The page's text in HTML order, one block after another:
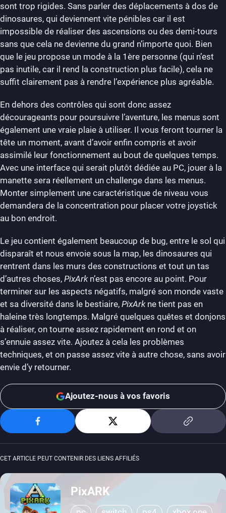
sont trop rigides. Sans parler des déplacements à dos de
dinosaures, qui deviennent vite pénibles car il est
impossible de réaliser des ascensions ou des demi-tours
sans que cela ne devienne du grand n’importe quoi. Bien
que le jeu propose un mode à la 1ère personne (qui n’est
pas inutile, car il rend la construction plus facile), cela ne
suffit clairement pas à rendre l’expérience plus agréable.
En dehors des contrôles qui sont donc assez
décourageants pour poursuivre l’aventure, les menus sont
également une vraie plaie à utiliser. Il vous feront tourner la
tête un moment, avant d’avoir enfin compris et avoir
assimilé leur fonctionnement au bout de quelques temps.
Avec une interface qui serait plutôt dédiée au PC, jouer à la
manette sera réellement un challenge dans les menus.
Monter simplement une caractéristique de niveau vous
demandera de la concentration pour placer votre joystick
au bon endroit.
Le jeu contient également beaucoup de bug, entre le sol qui
disparaît et nous envoie sous la map, les dinosaures qui
rentrent dans les murs des constructions et tout un tas
d’autres choses, PixArkn’est pas encore au point. Pour
terminer sur les aspects négatifs, malgré son monde vaste
et sa diversité dans le bestiaire, PixArkne tient pas en
haleine très longtemps. Malgré quelques quêtes et donjons
à réaliser, on tourne assez rapidement en rond et on
s’ennuie assez vite. Ajoutez à cela les problèmes
techniques, et on passe assez vite à autre chose, sans avoir
envie d’y retourner.
Ajoutez-nous à vos favoris
CET ARTICLE PEUT CONTENIR DES LIENS AFFILIÉS
PixARK